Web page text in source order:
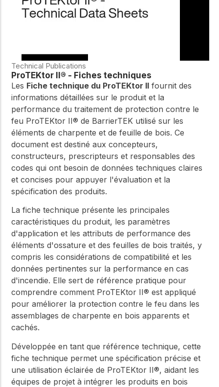
Technical Publications
ProTEKtor II® - Fiches techniques
Les Fiche technique du ProTEKtor II fournit des
informations détaillées sur le produit et la
performance du traitement de protection contre le
feu ProTEKtor II® de BarrierTEK utilisé sur les
éléments de charpente et de feuille de bois. Ce
document est destiné aux concepteurs,
constructeurs, prescripteurs et responsables des
codes qui ont besoin de données techniques claires
et concises pour appuyer l'évaluation et la
spécification des produits.
La fiche technique présente les principales
caractéristiques du produit, les paramètres
d'application et les attributs de performance des
éléments d'ossature et des feuilles de bois traités, y
compris les considérations de compatibilité et les
données pertinentes sur la performance en cas
d'incendie. Elle sert de référence pratique pour
comprendre comment ProTEKtor II® est appliqué
pour améliorer la protection contre le feu dans les
assemblages de charpente en bois apparents et
cachés.
Développée en tant que référence technique, cette
fiche technique permet une spécification précise et
une utilisation éclairée de ProTEKtor II®, aidant les
équipes de projet à intégrer les produits en bois